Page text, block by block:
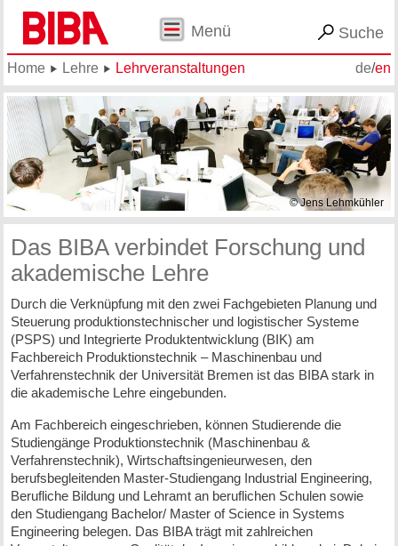
Menü Suche
de/en
Home Lehre Lehrveranstaltungen
© Jens Lehmkühler
Das BIBA verbindet Forschung und
akademische Lehre
Durch die Verknüpfung mit den zwei Fachgebieten Planung und
Steuerung produktionstechnischer und logistischer Systeme
(PSPS) und Integrierte Produktentwicklung (BIK) am
Fachbereich Produktionstechnik – Maschinenbau und
Verfahrenstechnik der Universität Bremen ist das BIBA stark in
die akademische Lehre eingebunden.
Am Fachbereich eingeschrieben, können Studierende die
Studiengänge Produktionstechnik (Maschinenbau &
Verfahrenstechnik), Wirtschaftsingenieurwesen, den
berufsbegleitenden Master-Studiengang Industrial Engineering,
Berufliche Bildung und Lehramt an beruflichen Schulen sowie
den Studiengang Bachelor/ Master of Science in Systems
Engineering belegen. Das BIBA trägt mit zahlreichen